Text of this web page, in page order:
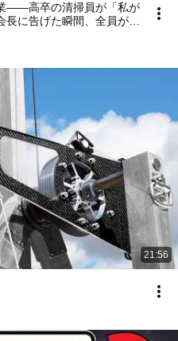
――高卒の清掃員が「私が
に告げた瞬間、全員が嘲
場は静まり返った。#動
族の物語
21:56